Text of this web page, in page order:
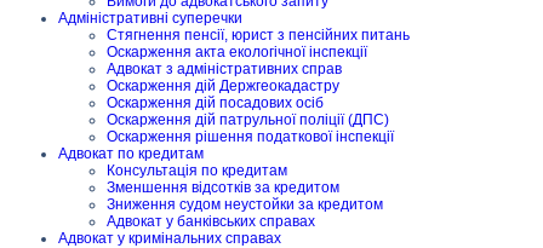
Адміністративні суперечки
Стягнення пенсії, юрист з пенсійних питань
Оскарження акта екологічної інспекції
Адвокат з адміністративних справ
Оскарження дій Держгеокадастру
Оскарження дій посадових осіб
Оскарження дій патрульної поліції (ДПС)
Оскарження рішення податкової інспекції
Адвокат по кредитам
Консультація по кредитам
Зменшення відсотків за кредитом
Зниження судом неустойки за кредитом
Адвокат у банківських справах
Адвокат у кримінальних справах